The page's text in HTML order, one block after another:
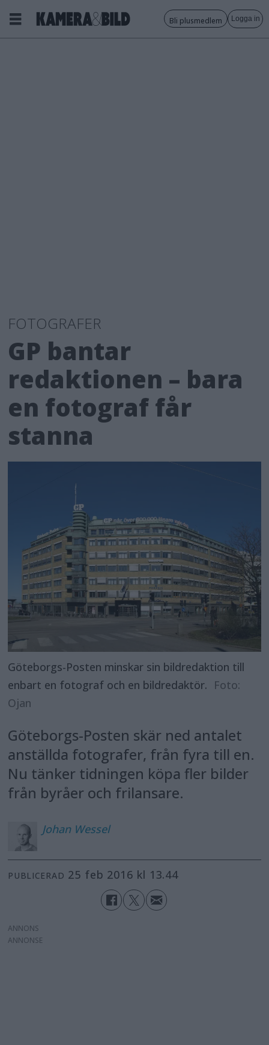
Bli plusmedlem Logga in
FOTOGRAFER
GP bantar
redaktionen – bara
en fotograf får
stanna
Göteborgs-Posten minskar sin bildredaktion till
enbart en fotograf och en bildredaktör. Foto:
Ojan
Göteborgs-Posten skär ned antalet
anställda fotografer, från fyra till en.
Nu tänker tidningen köpa fler bilder
från byråer och frilansare.
Johan Wessel
PUBLICERAD 25 feb 2016 kl 13.44
ANNONS